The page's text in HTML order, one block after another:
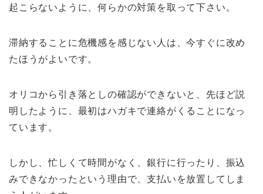
起こらないように、何らかの対策を取って下さい。
滞納することに危機感を感じない人は、今すぐに改め
たほうがよいです。
オリコから引き落としの確認ができないと、先ほど説
明したように、最初はハガキで連絡がくることになっ
ています。
しかし、忙しくて時間がなく、銀行に行ったり、振込
みできなかったという理由で、支払いを放置してしま